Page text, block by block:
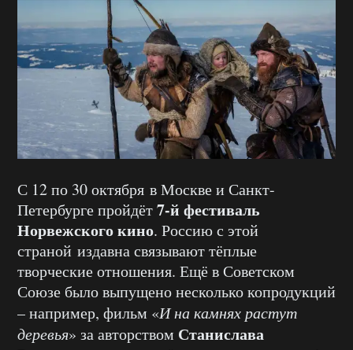
С 12 по 30 октября в Москве и Санкт-
Петербурге пройдёт7-й фестиваль
Норвежского кино. Россию с этой
страной издавна связывают тёплые
творческие отношения. Ещё в Советском
Союзе было выпущено несколько копродукций
– например, фильм «И на камнях растут
деревья» за авторством Станислава